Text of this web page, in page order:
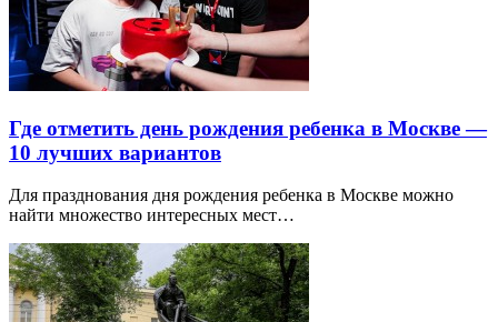
Где отметить день рождения ребенка в Москве —
10 лучших вариантов
Для празднования дня рождения ребенка в Москве можно
найти множество интересных мест…